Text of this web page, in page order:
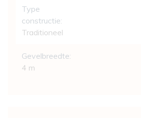
Type
constructie:
Traditioneel
Gevelbreedte:
4 m